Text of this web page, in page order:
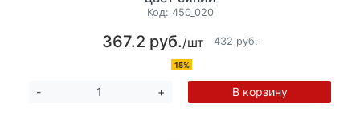
Код: 450_020
367.2 руб./шт 432 руб.
15%
- + В корзину